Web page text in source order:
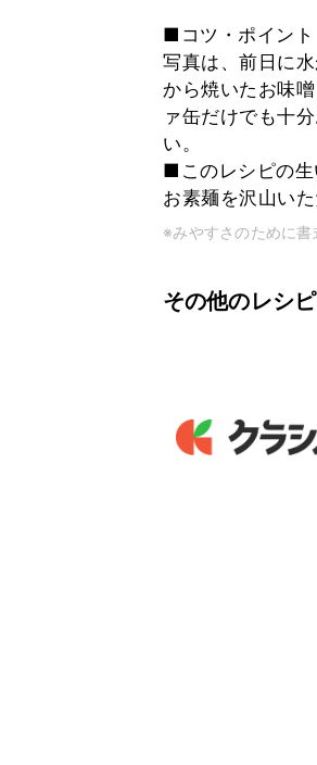
■コツ・ポイント
写真は、前日に
から焼いたお味
ァ缶だけでも十
い。
■このレシピの生
お素麺を沢山い
※みやすさのために書
その他のレシ